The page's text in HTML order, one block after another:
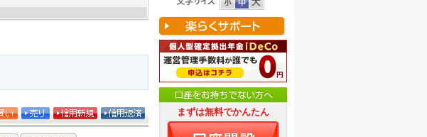
まずは無料でかんたん